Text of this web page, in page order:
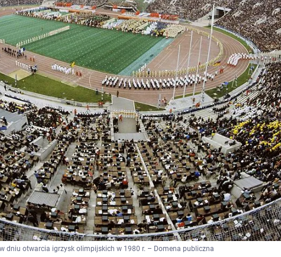
dniu otwarcia igrzysk olimpijskich w 1980 r. – Domena publiczna